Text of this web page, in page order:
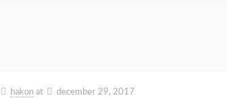
hakon at december 29, 2017